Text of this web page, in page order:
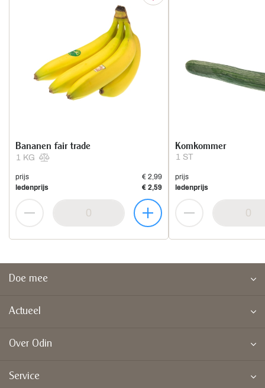
1 KG
Bananen fair trade
prijs
€ 2,99
ledenprijs
€ 2,59
1 ST
Komkommer
prijs
ledenprijs
Doe mee
Actueel
Over Odin
Service